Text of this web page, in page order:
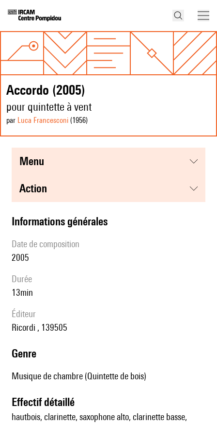
Accordo (2005)
pour quintette à vent
par Luca Francesconi (1956)
menu
action
informations générales
date de composition
2005
durée
13min
éditeur
Ricordi , 139505
genre
Musique de chambre (Quintette de bois)
effectif détaillé
hautbois, clarinette, saxophone alto, clarinette basse,